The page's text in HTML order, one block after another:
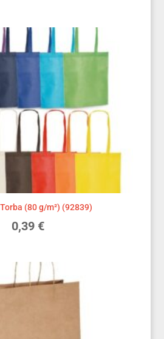
(80 g/m²) (92839)
0,39 €